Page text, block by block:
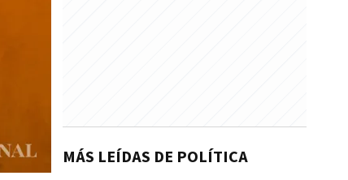
MÁS LEÍDAS DE POLÍTICA